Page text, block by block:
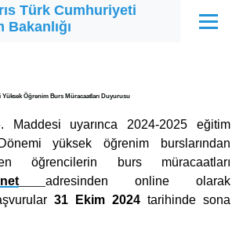
Türk Cumhuriyeti
Menü
Yüksek Öğrenim Burs Müracaatları Duyurusu
Maddesi uyarınca 2024-2025 eğitim
yüksek öğrenim burslarından
öğrencilerin burs müracaatları
adresinden online olarak
31 Ekim 2024 tarihinde sona